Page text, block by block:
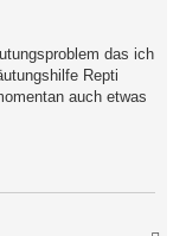
das ich
Repti
auch etwas